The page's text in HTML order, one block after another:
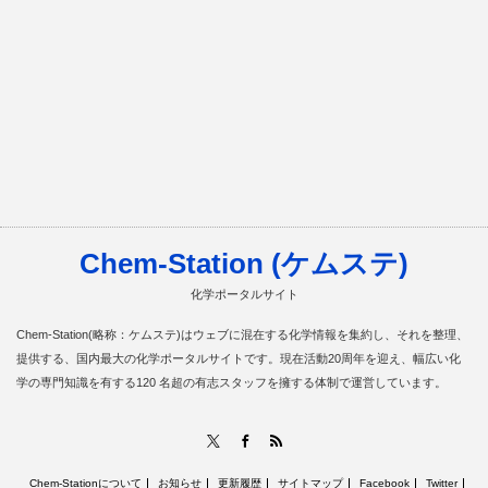
Chem-Station (ケムステ)
化学ポータルサイト
Chem-Station(略称：ケムステ)はウェブに混在する化学情報を集約し、それを整理、
提供する、国内最大の化学ポータルサイトです。現在活動20周年を迎え、幅広い化
学の専門知識を有する120 名超の有志スタッフを擁する体制で運営しています。
Facebook
Chem-Stationについて お知らせ 更新履歴 サイトマップ Facebook Twitter